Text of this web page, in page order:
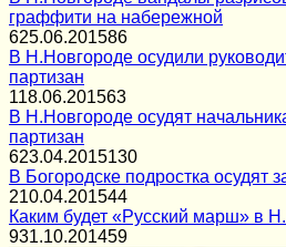
граффити на набережной
625.06.201586
В Н.Новгороде осудили
партизан
118.06.201563
В Н.Новгороде осудят
партизан
623.04.2015130
В Богородске подростка осудят
210.04.201544
Каким будет «Русский марш» в
931.10.201459